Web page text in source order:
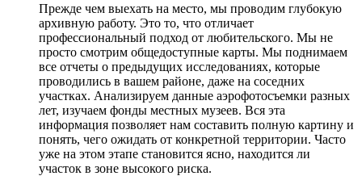
Прежде чем выехать на место, мы проводим глубокую
архивную работу. Это то, что отличает
профессиональный подход от любительского. Мы не
просто смотрим общедоступные карты. Мы поднимаем
все отчеты о предыдущих исследованиях, которые
проводились в вашем районе, даже на соседних
участках. Анализируем данные аэрофотосъемки разных
лет, изучаем фонды местных музеев. Вся эта
информация позволяет нам составить полную картину и
понять, чего ожидать от конкретной территории. Часто
уже на этом этапе становится ясно, находится ли
участок в зоне высокого риска.